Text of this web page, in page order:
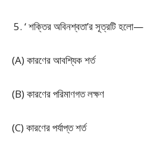
‘ শক্তির অবিনশ্বতা’র সূত্রটি হলো—
(A) কারণের আবশ্যিক শর্ত
(B) কারণের পরিমাণগত লক্ষণ
(C) কারণের পর্যাপ্ত শর্ত